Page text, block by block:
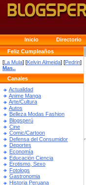
Inicio Directorio
Feliz Cumpleaños
[La Mula] [Kelvin Almeida] [Pedrin]
Mas..
Canales
Actualidad
Anime Manga
Arte/Cultura
Autos
Belleza Modas Fashion
Blogsperú
Cine
Comic/Cartoon
Defensa del Consumidor
Deportes
Economía
Educación Ciencia
Erotismo, Sexo
Fotologs
Gastronomia
Historia Peruana